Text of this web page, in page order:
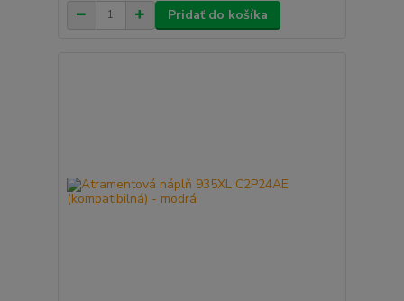
Pridať do košíka